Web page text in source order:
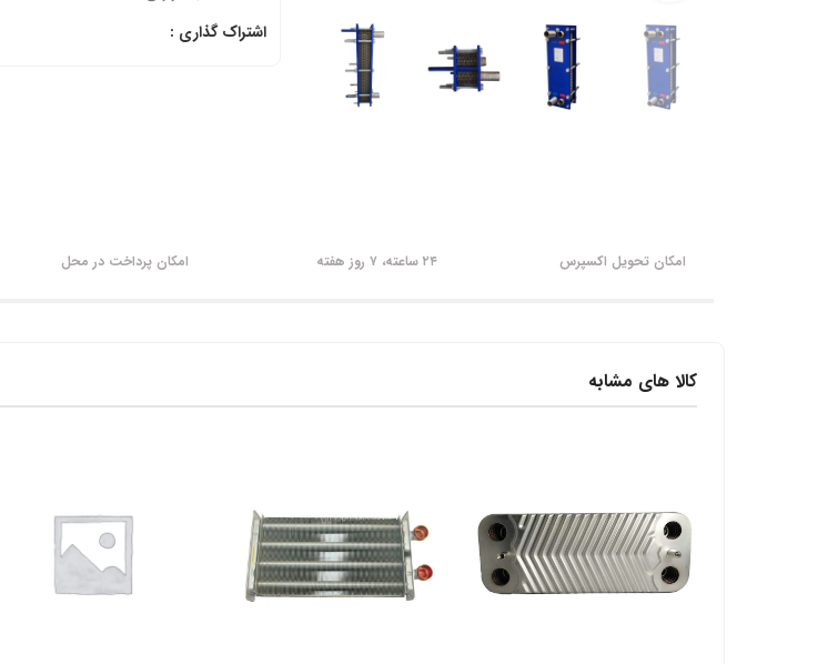
اشتراک گذاری :
امکان تحویل اکسپرس ۲۴ ساعته، ۷ روز هفته امکان پرداخت در محل
کالا های مشابه